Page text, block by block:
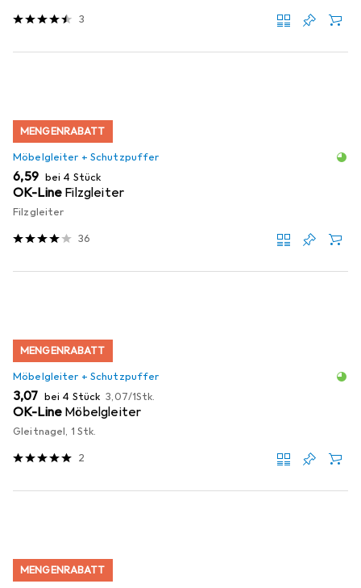
3
MENGENRABATT
Möbelgleiter + Schutzpuffer
EUR
6,59 bei 4 Stück
OK-Line Filzgleiter
Filzgleiter
36
MENGENRABATT
Möbelgleiter + Schutzpuffer
EUR
3,07 bei 4 Stück EUR
3,07/1Stk.
OK-Line Möbelgleiter
Gleitnagel, 1 Stk.
2
MENGENRABATT